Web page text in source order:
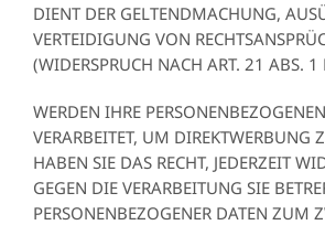
DIENT DER GELTENDMACHUNG,
VERTEIDIGUNG VON
(WIDERSPRUCH NACH ART. 21 ABS. 1
WERDEN IHRE
VERARBEITET, UM DIREKTWERBUNG
HABEN SIE DAS RECHT, JEDERZEIT
GEGEN DIE VERARBEITUNG SIE
PERSONENBEZOGENER DATEN ZUM